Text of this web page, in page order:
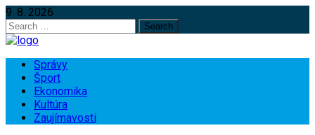
9. 8. 2026
Search
for:
Správy
Šport
Ekonomika
Kultúra
Zaujímavosti